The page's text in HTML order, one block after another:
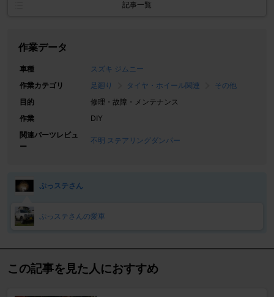
記事一覧
作業データ
車種
スズキ ジムニー
作業カテゴリ
足廻り タイヤ・ホイール関連
その他
目的
修理・故障・メンテナンス
作業
DIY
関連パーツレビュ
ー
不明 ステアリングダンパー
ぷっステさん
ぷっステさんの愛車
この記事を見た人におすすめ